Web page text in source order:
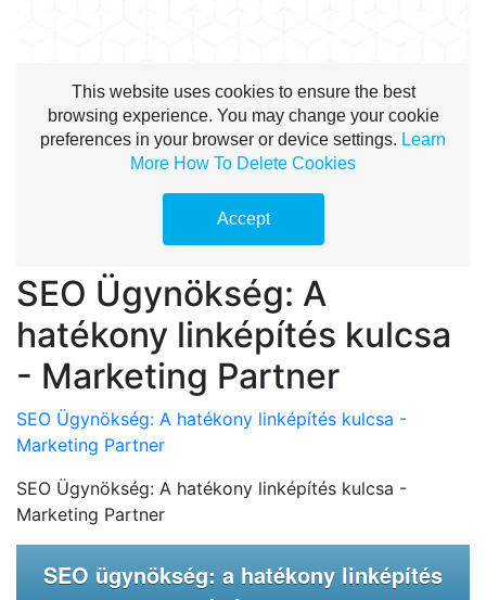
SEO Ügynökség: A
hatékony linképítés kulcsa
- Marketing Partner
SEO Ügynökség: A hatékony linképítés kulcsa -
Marketing Partner
SEO Ügynökség: A hatékony linképítés kulcsa -
Marketing Partner